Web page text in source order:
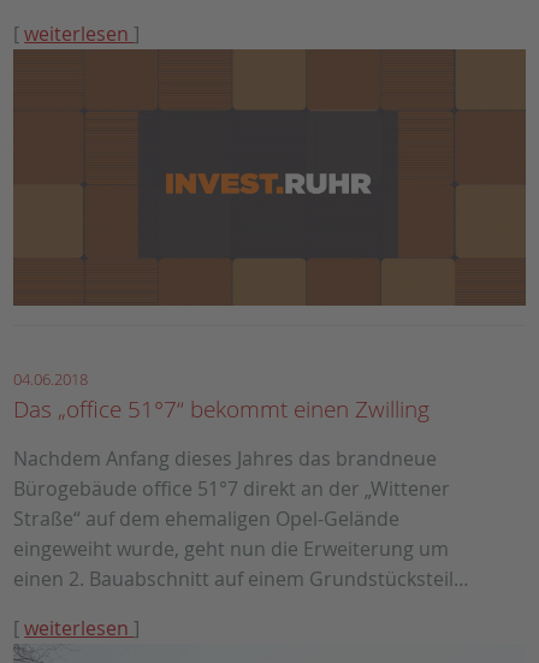
[weiterlesen]
04.06.2018
Das „office 51°7“ bekommt einen Zwilling
Nachdem Anfang dieses Jahres das brandneue
Bürogebäude office 51°7 direkt an der „Wittener
Straße“ auf dem ehemaligen Opel-Gelände
eingeweiht wurde, geht nun die Erweiterung um
einen 2. Bauabschnitt auf einem Grundstücksteil…
[weiterlesen]